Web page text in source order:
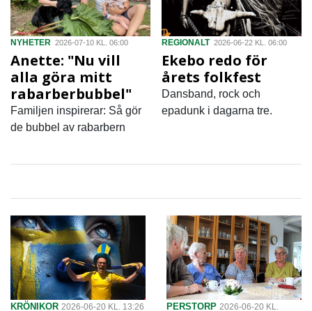
NYHETER 2026-07-10 KL. 06:00
Anette: "Nu vill
alla göra mitt
rabarberbubbel"
Familjen inspirerar: Så gör
de bubbel av rabarbern
REGIONALT 2026-06-22 KL. 06:00
Ekebo redo för
årets folkfest
Dansband, rock och
epadunk i dagarna tre.
KRÖNIKOR 2026-06-20 KL. 13:26 PERSTORP 2026-06-20 KL.